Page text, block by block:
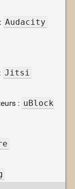
Audacity
Jitsi
: uBlock